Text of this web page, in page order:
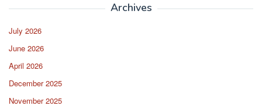
Archives
July 2026
June 2026
April 2026
December 2025
November 2025